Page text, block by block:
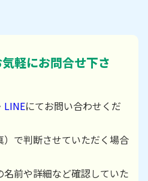
軽にお問合せ下さ
LINEにてお問い合わせくだ
で判断させていただく場合
前や詳細など確認していた